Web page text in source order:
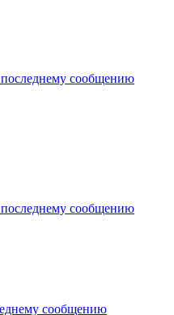
сообщению
сообщению
сообщению